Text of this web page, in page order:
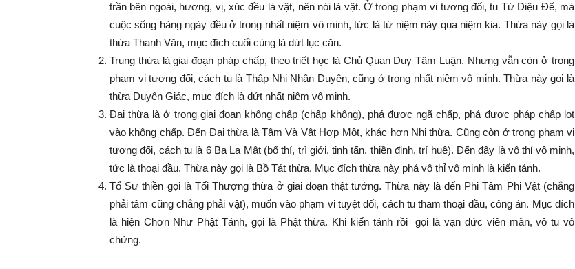
trần bên ngoài, hương, vị, xúc đều là vật, nên nói là vật. Ở trong phạm vi tương đối, tu Tứ Diệu Đế, mà
cuộc sống hàng ngày đều ở trong nhất niệm vô minh, tức là từ niệm này qua niệm kia. Thừa này gọi là
thừa Thanh Văn, mục đích cuối cùng là dứt lục căn.
Trung thừa là giai đoạn pháp chấp, theo triết học là Chủ Quan Duy Tâm Luận. Nhưng vẫn còn ở trong
phạm vi tương đối, cách tu là Thập Nhị Nhân Duyên, cũng ở trong nhất niệm vô minh. Thừa này gọi là
thừa Duyên Giác, mục đích là dứt nhất niệm vô minh.
Đại thừa là ở trong giai đoạn không chấp (chấp không), phá được ngã chấp, phá được pháp chấp lọt
vào không chấp. Đến Đại thừa là Tâm Và Vật Hợp Một, khác hơn Nhị thừa. Cũng còn ở trong phạm vi
tương đối, cách tu là 6 Ba La Mật (bố thí, trì giới, tinh tấn, thiền định, trí huệ). Đến đây là vô thỉ vô minh,
tức là thoại đầu. Thừa này gọi là Bồ Tát thừa. Mục đích thừa này phá vô thỉ vô minh là kiến tánh.
Tổ Sư thiền gọi là Tối Thượng thừa ở giai đoạn thật tướng. Thừa này là đến Phi Tâm Phi Vật (chẳng
phải tâm cũng chẳng phải vật), muốn vào phạm vi tuyệt đối, cách tu tham thoại đầu, công án. Mục đích
là hiện Chơn Như Phật Tánh, gọi là Phật thừa. Khi kiến tánh rồi gọi là vạn đức viên mãn, vô tu vô
chứng.